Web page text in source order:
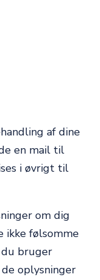
af dine
en mail til
i øvrigt til
om dig
ikke følsomme
du bruger
oplysninger